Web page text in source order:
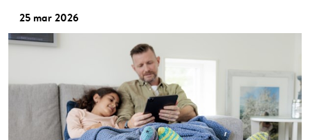
25 mar 2026